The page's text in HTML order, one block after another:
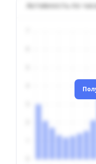
Активность по